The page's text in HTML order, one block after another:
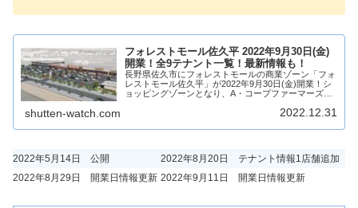
フォレストモール佐久平 2022年9月30日(金)
開業！全9テナント一覧！最新情報も！
長野県佐久市にフォレストモールの商業ゾーン「フォ
レストモール佐久平」が2022年9月30日(金)開業！シ
ョッピングゾーンとなり、A・コープファーマーズ佐
平がどのような商業施設になるのか、テナン...
shutten-watch.com 2022.12.31
2022年5月14日 公開
2022年8月20日 テナント情報1店舗追加
2022年8月29日 開業日情報更新 2022年9月11日 開業日情報更新